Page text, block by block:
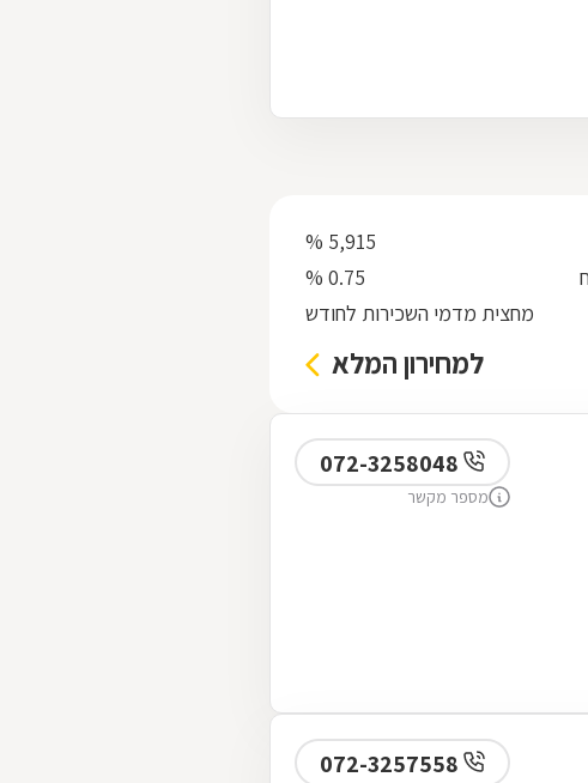
5,915 %
0.75 %
מחצית מדמי השכירות לחודש
למחירון המלא
מספר מקשר